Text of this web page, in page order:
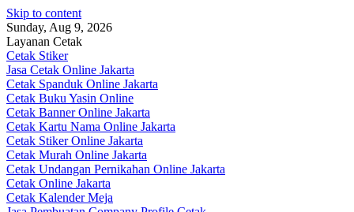
Skip to content
Sunday, Aug 9, 2026
Layanan Cetak
Cetak Stiker
Jasa Cetak Online Jakarta
Cetak Spanduk Online Jakarta
Cetak Buku Yasin Online
Cetak Banner Online Jakarta
Cetak Kartu Nama Online Jakarta
Cetak Stiker Online Jakarta
Cetak Murah Online Jakarta
Cetak Undangan Pernikahan Online Jakarta
Cetak Online Jakarta
Cetak Kalender Meja